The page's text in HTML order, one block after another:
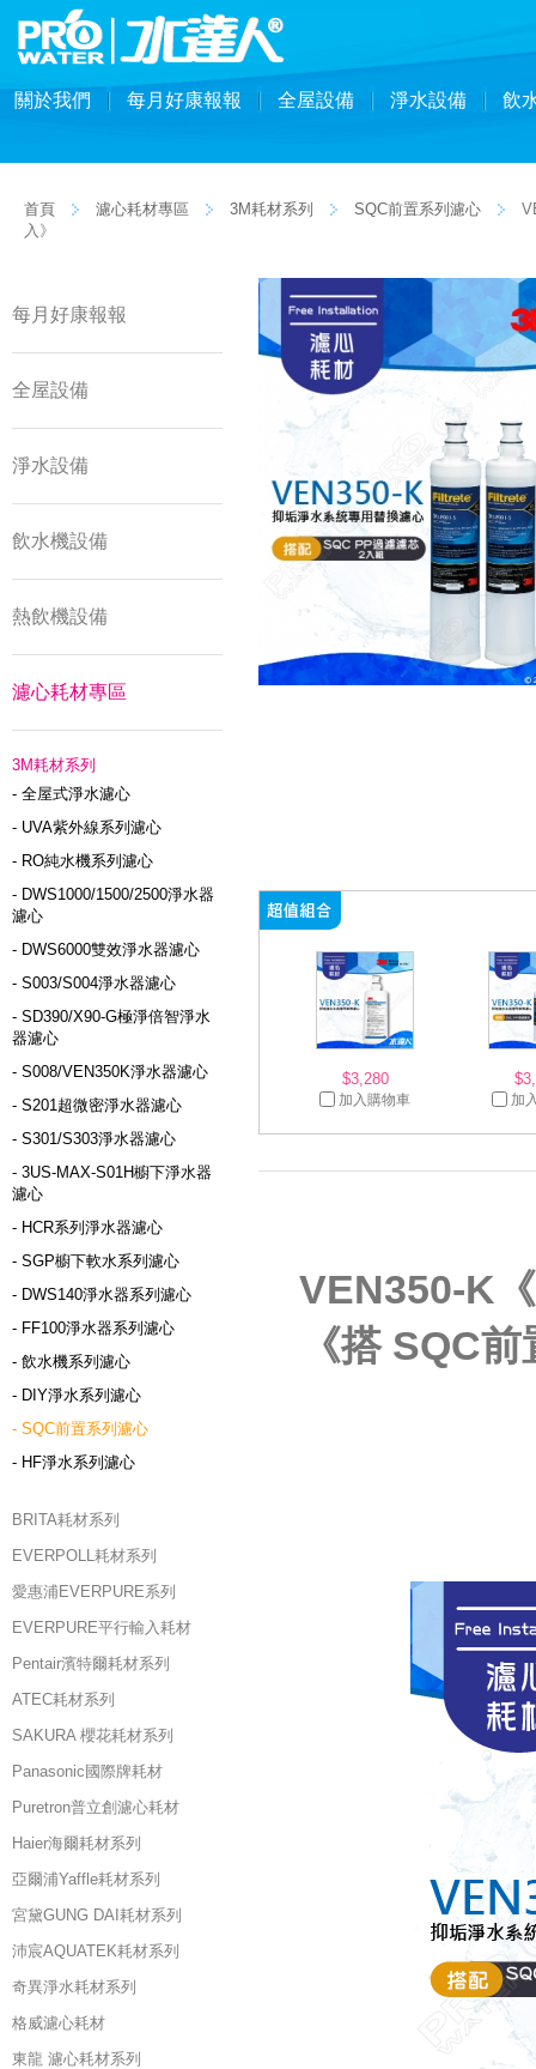
關於我們 每月好康報報 全屋設備 淨水設備 飲
首頁 濾心耗材專區 3M耗材系列 SQC前置系列濾心
入》
每月好康報報
全屋設備
淨水設備
飲水機設備
熱飲機設備
濾心耗材專區
3M耗材系列
- 全屋式淨水濾心
- UVA紫外線系列濾心
- RO純水機系列濾心
- DWS1000/1500/2500淨水器
濾心
- DWS6000雙效淨水器濾心
- S003/S004淨水器濾心
- SD390/X90-G極淨倍智淨水
器濾心
- S008/VEN350K淨水器濾心
- S201超微密淨水器濾心
- S301/S303淨水器濾心
- 3US-MAX-S01H櫥下淨水器
濾心
- HCR系列淨水器濾心
- SGP櫥下軟水系列濾心
- DWS140淨水器系列濾心
- FF100淨水器系列濾心
- 飲水機系列濾心
- DIY淨水系列濾心
- SQC前置系列濾心
- HF淨水系列濾心
BRITA耗材系列
EVERPOLL耗材系列
愛惠浦EVERPURE系列
EVERPURE平行輸入耗材
Pentair濱特爾耗材系列
ATEC耗材系列
SAKURA 櫻花耗材系列
Panasonic國際牌耗材
Puretron普立創濾心耗材
Haier海爾耗材系列
亞爾浦Yaffle耗材系列
宮黛GUNG DAI耗材系列
沛宸AQUATEK耗材系列
奇異淨水耗材系列
格威濾心耗材
東龍 濾心耗材系列
$3,280
加入購物車 加
VEN350-K
《搭 SQC